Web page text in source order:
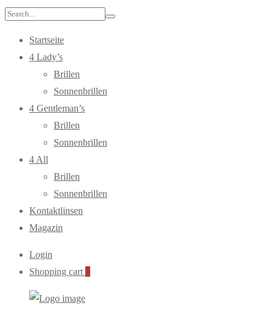
Search
Startseite
4 Lady’s
Brillen
Sonnenbrillen
4 Gentleman’s
Brillen
Sonnenbrillen
4 All
Brillen
Sonnenbrillen
Kontaktlinsen
Magazin
Login
Shopping cart 0